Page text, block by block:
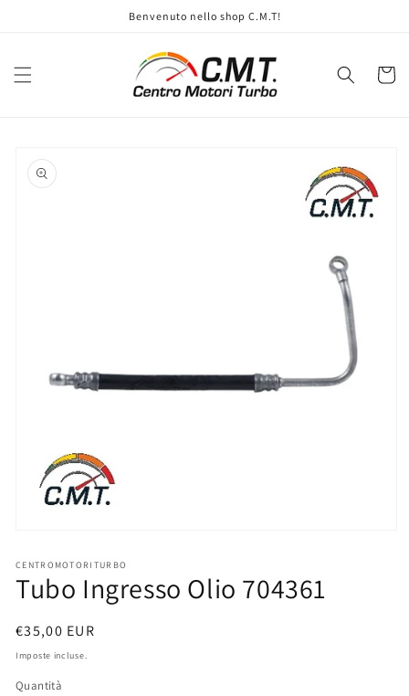
Benvenuto nello shop C.M.T!
Carrello
informazioni
sul prodotto
multimediali
1
CENTROMOTORITURBO
Tubo Ingresso Olio 704361
Prezzo
di
€35,00 EUR
Imposte incluse.
Quantità